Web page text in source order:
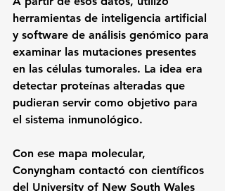
herramientas de inteligencia artificial
y software de análisis genómico para
examinar las mutaciones presentes
en las células tumorales. La idea era
detectar proteínas alteradas que
pudieran servir como objetivo para
el sistema inmunológico.
Con ese mapa molecular,
Conyngham contactó con científicos
del University of New South Wales